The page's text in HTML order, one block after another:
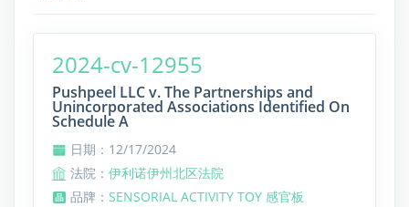
2024-cv-12955
Pushpeel LLC v. The Partnerships and
Unincorporated Associations Identified On
Schedule A
日期：12/17/2024
法院： 伊利诺伊州北区法院
品牌： SENSORIAL ACTIVITY TOY 感官板